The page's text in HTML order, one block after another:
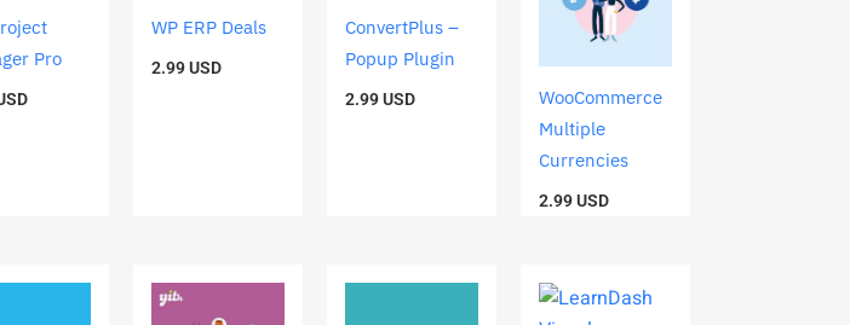
Pro
WP ERP Deals
2.99USD
ConvertPlus –
Popup Plugin
2.99USD
WooCommerce
Multiple
Currencies
2.99USD